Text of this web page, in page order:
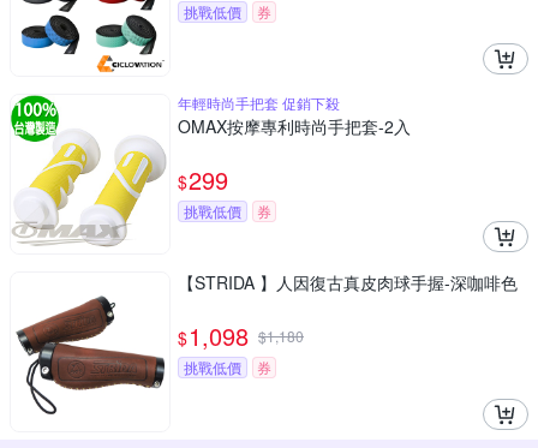
挑戰低價 券
年輕時尚手把套 促銷下殺
OMAX按摩專利時尚手把套-2入
$299
挑戰低價 券
【STRIDA 】人因復古真皮肉球手握-深咖啡色
$1,098 $1,180
挑戰低價
券